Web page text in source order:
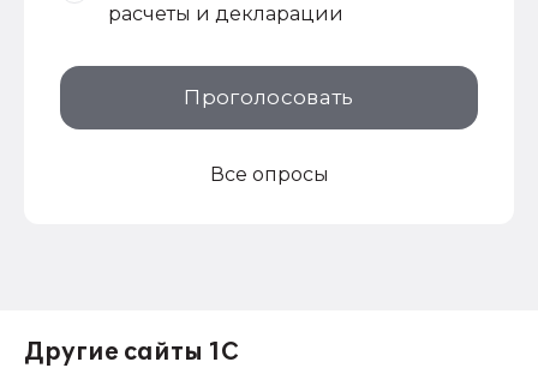
расчеты и декларации
Проголосовать
Все опросы
Другие сайты 1С